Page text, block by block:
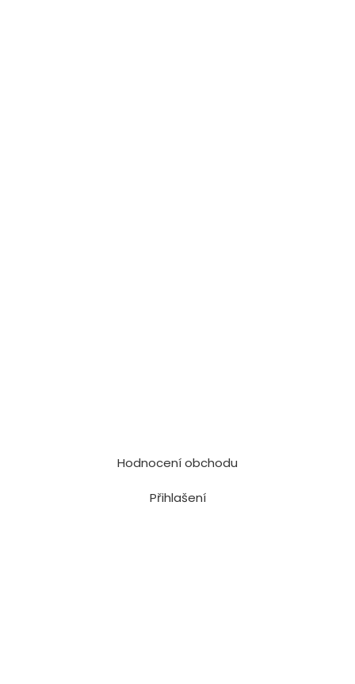
Hodnocení obchodu
Přihlašení